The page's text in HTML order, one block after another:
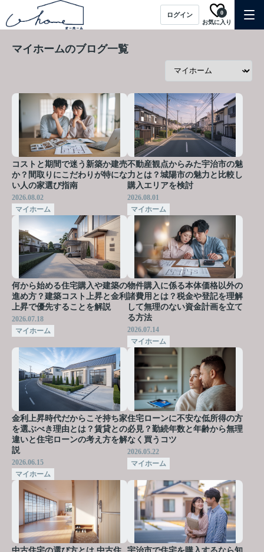
ログイン
お気に入り
0
マイホームのブログ一覧
コストと期間で迷う新築か建売
か？間取りにこだわりが特にな
い人の家選び指南
2026.08.02
マイホーム
不動産観点からみた宇治市の魅
力とは？城陽市の魅力と比較し
購入エリアを検討
2026.08.01
マイホーム
何から始める住宅購入や建築の
進め方？建築コスト上昇と金利
上昇で優先することを解説
2026.07.18
マイホーム
物件購入に係る本体価格以外の
諸費用とは？税金や登記を理解
して無理のない資金計画を立て
る方法
2026.07.14
マイホーム
金利上昇時代だからこそ持ち家
を選ぶべき理由とは？賃貸との
違いと住宅ローンの考え方を解
説
2026.06.15
マイホーム
住宅ローンに不安な低所得の方
必見？勤続年数と年齢から無理
なく買うコツ
2026.05.22
マイホーム